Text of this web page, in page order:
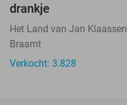
drankje
Het Land van Jan Klaassen
Braamt
Verkocht: 3.828